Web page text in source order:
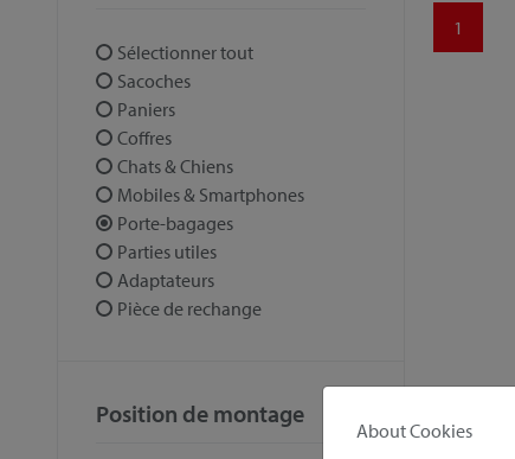
Sélectionner tout
Sacoches
Paniers
Coffres
Chats & Chiens
Mobiles & Smartphones
Porte-bagages
Parties utiles
Adaptateurs
Pièce de rechange
Position de montage
1
About Cookies